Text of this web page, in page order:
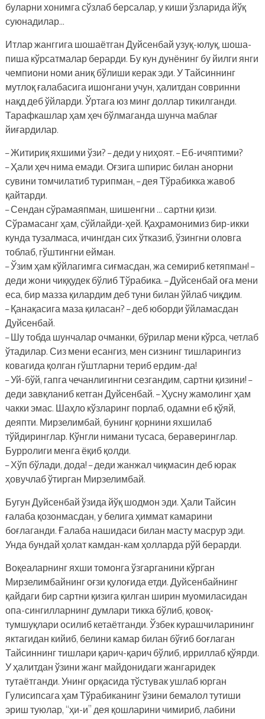
буларни хонимга сўзлаб берсалар, у киши ўзларида йўқ
суюнадилар…
Итлар жанггига шошаётган Дуйсенбай узуқ-юлуқ, шоша-
пиша кўрсатмалар берарди. Бу кун дунёнинг бу йилги янги
чемпиони номи аниқ бўлиши керак эди. У Тайсиннинг
мутлоқ ғалабасига ишонгани учун, ҳалитдан совринни
нақд деб ўйларди. Ўртага юз минг доллар тикилганди.
Тарафкашлар ҳам ҳеч бўлмаганда шунча маблағ
йиғардилар.
– Житириқ яхшими ўзи? – деди у ниҳоят. – Еб-ичяптими?
– Ҳали ҳеч нима емади. Оғзига шпирис билан анорни
сувини томчилатиб турипман, – дея Тўрабикка жавоб
қайтарди.
– Сендан сўрамаяпман, шишенгни … сартни қизи.
Сўрамасанг ҳам, сўйлайди-ҳей. Қаҳрамонимиз бир-икки
кунда тузалмаса, ичингдан сих ўтказиб, ўзингни оловга
тоблаб, гўштингни ейман.
– Ўзим ҳам кўйлагимга сиғмасдан, жа семириб кетяпман! –
деди жони чиққудек бўлиб Тўрабика. – Дуйсенбай оға мени
еса, бир мазза қилардим деб туни билан ўйлаб чиқдим.
– Қанақасига маза қиласан? – деб юборди ўйламасдан
Дуйсенбай.
– Шу тобда шунчалар очманки, бўрилар мени кўрса, четлаб
ўтадилар. Сиз мени есангиз, мен сизнинг тишларингиз
ковагида қолган гўштларни териб ердим-да!
– Уй-бўй, гапга чечанлигингни сезгандим, сартни қизини! –
деди завқланиб кетган Дуйсенбай. – Ҳусну жамолинг ҳам
чакки эмас. Шаҳло кўзларинг порлаб, одамни еб қўяй,
деяпти. Мирзелимбай, бунинг қорнини яхшилаб
тўйдиринглар. Кўнгли нимани тусаса, бераверинглар.
Бурролиги менга ёқиб қолди.
– Хўп бўлади, дода! – деди жанжал чиқмасин деб юрак
ҳовучлаб ўтирган Мирзелимбай.
Бугун Дуйсенбай ўзида йўқ шодмон эди. Ҳали Тайсин
ғалаба қозонмасдан, у белига ҳиммат камарини
боғлаганди. Ғалаба нашидаси билан масту масрур эди.
Унда бундай ҳолат камдан-кам ҳолларда рўй берарди.
Воқеаларнинг яхши томонга ўзгарганини кўрган
Мирзелимбайнинг оғзи қулоғида етди. Дуйсенбайнинг
қайдаги бир сартни қизига қилган ширин муомиласидан
опа-сингилларнинг думлари тикка бўлиб, қовоқ-
тумшуқлари осилиб кетаётганди. Ўзбек курашчиларининг
яктагидан кийиб, белини камар билан бўғиб боғлаган
Тайсиннинг тишлари қарич-қарич бўлиб, ирриллаб қўярди.
У ҳалитдан ўзини жанг майдонидаги жангаридек
тутаётганди. Унинг орқасида тўстувак ушлаб юрган
Гулисипсага ҳам Тўрабиканинг ўзини бемалол тутиши
эриш туюлар, “ҳи-и” дея қошларини чимириб, лабини